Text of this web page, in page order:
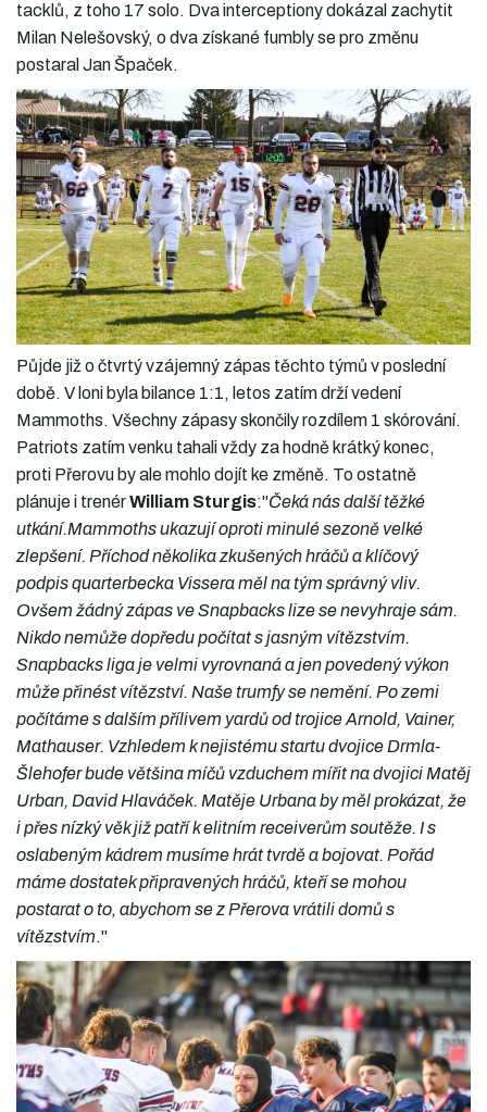
tacklů, z toho 17 solo. Dva interceptiony dokázal zachytit
Milan Nelešovský, o dva získané fumbly se pro změnu
postaral Jan Špaček.
Půjde již o čtvrtý vzájemný zápas těchto týmů v poslední
době. V loni byla bilance 1:1, letos zatím drží vedení
Mammoths. Všechny zápasy skončily rozdílem 1 skórování.
Patriots zatím venku tahali vždy za hodně krátký konec,
proti Přerovu by ale mohlo dojít ke změně. To ostatně
plánuje i trenérWilliam Sturgis:"Čeká nás další těžké
utkání.Mammoths ukazují oproti minulé sezoně velké
zlepšení. Příchod několika zkušených hráčů a klíčový
podpis quarterbecka Vissera měl na tým správný vliv.
Ovšem žádný zápas ve Snapbacks lize se nevyhraje sám.
Nikdo nemůže dopředu počítat s jasným vítězstvím.
Snapbacks liga je velmi vyrovnaná a jen povedený výkon
může přinést vítězství. Naše trumfy se nemění. Po zemi
počítáme s dalším přílivem yardů od trojice Arnold, Vainer,
Mathauser. Vzhledem k nejistému startu dvojice Drmla-
Šlehofer bude většina míčů vzduchem mířit na dvojici Matěj
Urban, David Hlaváček. Matěje Urbana by měl prokázat, že
i přes nízký věk již patří k elitním receiverům soutěže. I s
oslabeným kádrem musíme hrát tvrdě a bojovat. Pořád
máme dostatek připravených hráčů, kteří se mohou
postarat o to, abychom se z Přerova vrátili domů s
vítězstvím."